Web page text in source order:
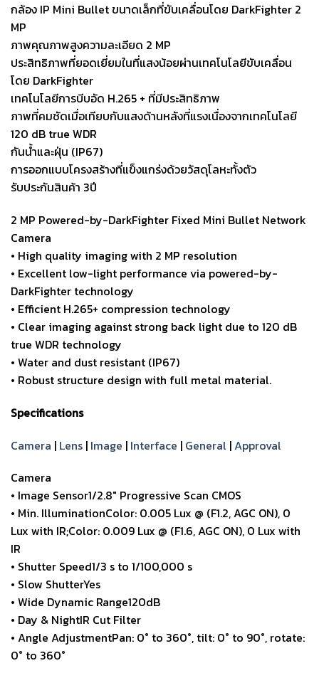
กล้อง IP Mini Bullet ขนาดเล็กที่ขับเคลื่อนโดย DarkFighter 2
MP
ภาพคุณภาพสูงความละเอียด 2 MP
ประสิทธิภาพที่ยอดเยี่ยมในที่แสงน้อยผ่านเทคโนโลยีขับเคลื่อน
โดย DarkFighter
เทคโนโลยีการบีบอัด H.265 + ที่มีประสิทธิภาพ
ภาพที่คมชัดเมื่อเทียบกับแสงด้านหลังที่แรงเนื่องจากเทคโนโลยี
120 dB true WDR
กันน้ำและฝุ่น (IP67)
การออกแบบโครงสร้างที่แข็งแกร่งด้วยวัสดุโลหะทั้งตัว
รับประกันสินค้า 3ปี
2 MP Powered-by-DarkFighter Fixed Mini Bullet Network
Camera
• High quality imaging with 2 MP resolution
• Excellent low-light performance via powered-by-
DarkFighter technology
• Efficient H.265+ compression technology
• Clear imaging against strong back light due to 120 dB
true WDR technology
• Water and dust resistant (IP67)
• Robust structure design with full metal material.
Specifications
Camera | Lens | Image | Interface | General |Approval
Camera
• Image Sensor1/2.8″ Progressive Scan CMOS
• Min. IlluminationColor: 0.005 Lux @ (F1.2, AGC ON), 0
Lux with IR;Color: 0.009 Lux @ (F1.6, AGC ON), 0 Lux with
IR
• Shutter Speed1/3 s to 1/100,000 s
• Slow ShutterYes
• Wide Dynamic Range120dB
• Day & NightIR Cut Filter
• Angle AdjustmentPan: 0° to 360°, tilt: 0° to 90°, rotate:
0° to 360°